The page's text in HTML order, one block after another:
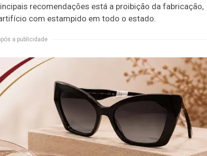
recomendações está a proibição da fabricação,
com estampido em todo o estado.
a publicidade